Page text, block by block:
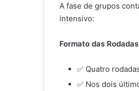
A fase de grupos
intensivo:
Formato das
✅ Quatro
✅ Nos dois